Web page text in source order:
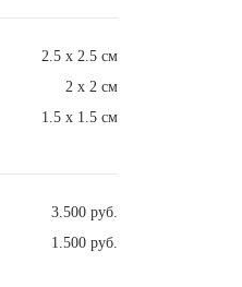
2.5 х 2.5 см
2 х 2 см
1.5 х 1.5 см
3.500 руб.
1.500 руб.